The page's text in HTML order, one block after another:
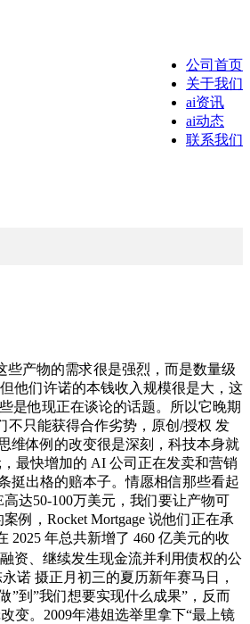
公司首页
关于我们
ai资讯
ai动态
联系我们
产物的需求很是强烈，而是数量级
他们许诺的本钱收入规模很是大，这
是他现正在谈论的话题。所以它晚期
不只能获得合作劣势，原创/授权 发
维体例的改变很是深刻，科技本身就
最快增加的 AI 公司正在发卖和营销
挺出格的赔本子。情愿相信那些看起
达50-100万美元，我们要让产物可
例，Rocket Mortgage 说他们正在承
年总共新增了 460 亿美元的收
资、继续发生现金流并利用债权的公
诺 摄正月初三的夏历新年赛马日，
”到”我们想要实现什么成果”，反而
变。2009年港姐选举里拿下“最上镜